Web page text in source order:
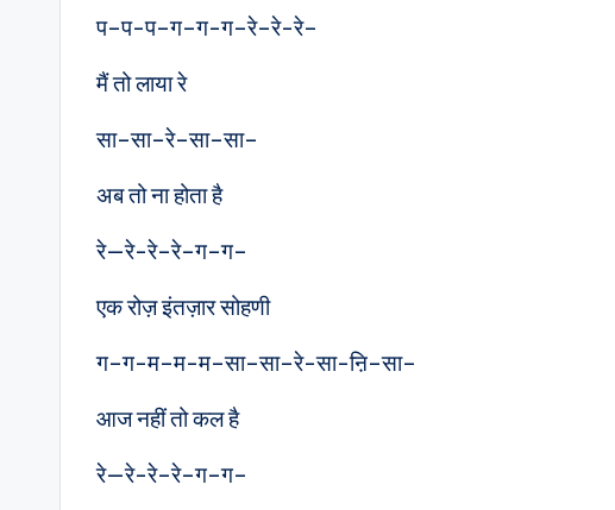
प–प-प–ग–ग-ग–रे–रे-रे–
मैं तो लाया रे
सा–सा–रे–सा–सा–
अब तो ना होता है
रे—रे-रे–रे–ग–ग–
एक रोज़ इंतज़ार सोहणी
ग–ग-म–म-म–सा–सा–रे-सा-ऩि–सा–
आज नहीं तो कल है
रे—रे-रे–रे–ग–ग–